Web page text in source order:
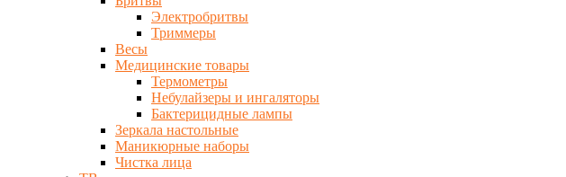
Электробритвы
Триммеры
Весы
Медицинские товары
Термометры
Небулайзеры и ингаляторы
Бактерицидные лампы
Зеркала настольные
Маникюрные наборы
Чистка лица